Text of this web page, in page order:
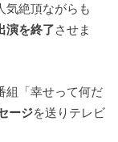
気絶頂ながらも
演を終了させま
組「幸せって何だ
ージを送りテレビ